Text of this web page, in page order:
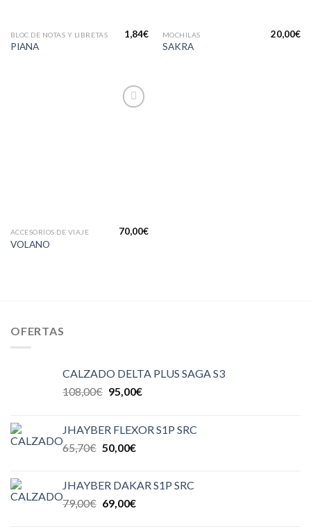
BLOC DE NOTAS Y LIBRETAS
PIANA
1,84€ MOCHILAS
SAKRA
20,00€
ACCESORIOS DE VIAJE
VOLANO
70,00€
OFERTAS
CALZADO DELTA PLUS SAGA S3
108,00€ 95,00€
JHAYBER FLEXOR S1P SRC
65,70€ 50,00€
JHAYBER DAKAR S1P SRC
79,00€ 69,00€